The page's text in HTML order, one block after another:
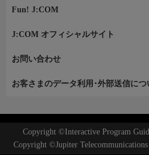
Fun! J:COM
J:COM オフィシャルサイト
お問い合わせ
お客さまのデータ利用･外部送信につ
Copyright ©Interactive Program
Copyright ©Jupiter